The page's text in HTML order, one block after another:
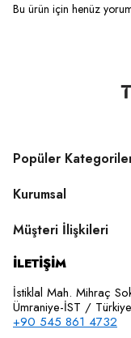
Bu ürün için henüz
Popüler
Kurumsal
Müşteri İlişkileri
İLETİŞİM
İstiklal Mah. Mihraç
Ümraniye-İST / Türkiye
+90 545 861 4732